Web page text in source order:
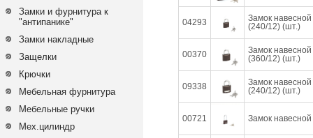
Замки и фурнитура к
"антипанике"
Замки накладные
Защелки
Крючки
Мебельная фурнитура
Мебельные ручки
Мех.цилиндр
04293
Замок
(240/12) (шт.)
00370
Замок
(360/12) (шт.)
09338
Замок
(240/12) (шт.)
00721 Замок